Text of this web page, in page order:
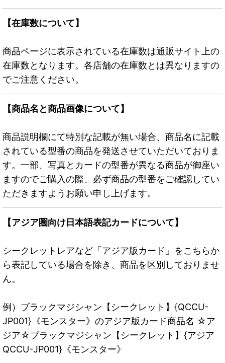
【在庫数について】
商品ページに表示されている在庫数は通販サイト上の
在庫数となります。各店舗の在庫数とは異なりますの
でご注意ください。
【商品名と商品画像について】
商品説明欄にて特別な記載が無い場合、商品名に記載
されている型番の商品を発送させていただいておりま
す。一部、写真とカードの型番が異なる商品が御座い
ますのでご購入の際、必ず商品の型番をご確認してい
ただきますようお願い申し上げます。
【アジア圏向け日本語表記カードについて】
シークレットレアなど「アジア版カード」をこちらか
ら表記している場合を除き、商品を区別しておりませ
ん。
例）ブラックマジシャン【シークレット】{QCCU-
JP001}《モンスター》のアジア版カード商品名 ☆ア
ジア☆ブラックマジシャン【シークレット】{アジア
QCCU-JP001}《モンスター》